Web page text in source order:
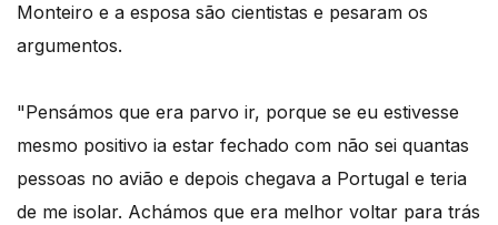
Monteiro e a esposa são cientistas e pesaram os
argumentos.
"Pensámos que era parvo ir, porque se eu estivesse
mesmo positivo ia estar fechado com não sei quantas
pessoas no avião e depois chegava a Portugal e teria
de me isolar. Achámos que era melhor voltar para trás